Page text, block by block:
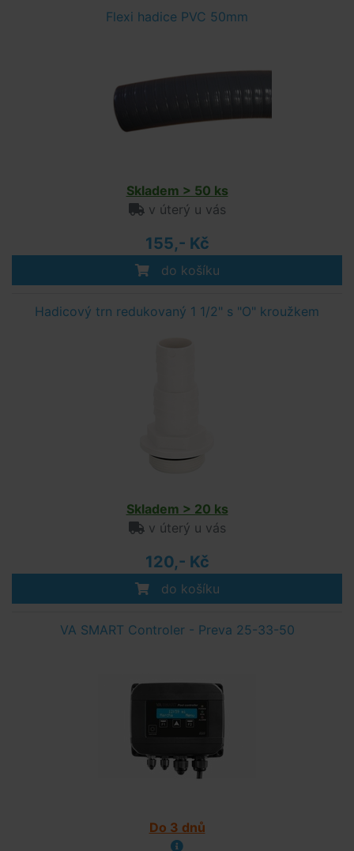
Flexi hadice PVC 50mm
Skladem > 50 ks
v úterý u vás
155,- Kč
do košíku
Hadicový trn redukovaný 1 1/2" s "O" kroužkem
Skladem > 20 ks
v úterý u vás
120,- Kč
do košíku
VA SMART Controler - Preva 25-33-50
Do 3 dnů